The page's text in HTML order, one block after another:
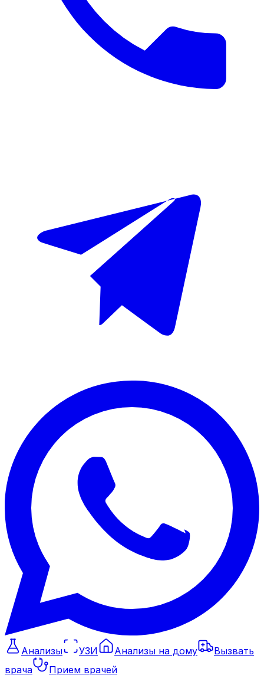
Анализы УЗИ Анализы на дому
Вызвать
врача
Прием врачей